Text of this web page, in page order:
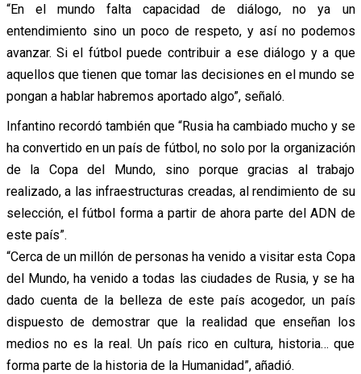
“En el mundo falta capacidad de diálogo, no ya un
entendimiento sino un poco de respeto, y así no podemos
avanzar. Si el fútbol puede contribuir a ese diálogo y a que
aquellos que tienen que tomar las decisiones en el mundo se
pongan a hablar habremos aportado algo”, señaló.
Infantino recordó también que “Rusia ha cambiado mucho y se
ha convertido en un país de fútbol, no solo por la organización
de la Copa del Mundo, sino porque gracias al trabajo
realizado, a las infraestructuras creadas, al rendimiento de su
selección, el fútbol forma a partir de ahora parte del ADN de
este país”.
“Cerca de un millón de personas ha venido a visitar esta Copa
del Mundo, ha venido a todas las ciudades de Rusia, y se ha
dado cuenta de la belleza de este país acogedor, un país
dispuesto de demostrar que la realidad que enseñan los
medios no es la real. Un país rico en cultura, historia… que
forma parte de la historia de la Humanidad”, añadió.